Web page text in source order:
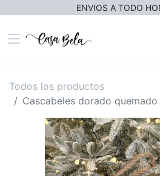
ENVIOS A TODO
Todos los productos
Cascabeles dorado quemado